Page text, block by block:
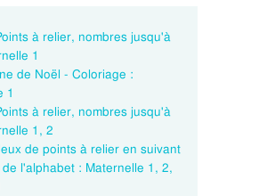
à relier, nombres jusqu'à
1
de Noël - Coloriage :
1
à relier, nombres jusqu'à
1, 2
de points à relier en suivant
l'alphabet : Maternelle 1, 2,